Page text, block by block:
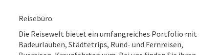
Reisebüro
Die Reisewelt bietet ein umfangreiches Portfolio mit
Badeurlauben, Städtetrips, Rund- und Fernreisen,